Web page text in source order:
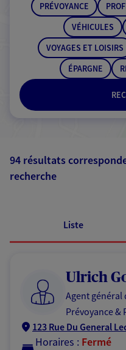
PRÉVOYANCE
VÉHICULES
VOYAGES ET LOISIRS
ÉPARGNE
94 résultats
recherche
Liste
Ulrich
Agent général
Prévoyance &
123 Rue Du General
Horaires : Fermé